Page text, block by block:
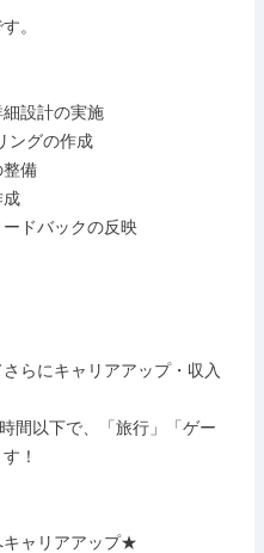
。
細設計の実施
ングの作成
整備
成
ードバックの反映
らにキャリアアップ・収入
間以下で、「旅行」「ゲー
！
ャリアアップ★